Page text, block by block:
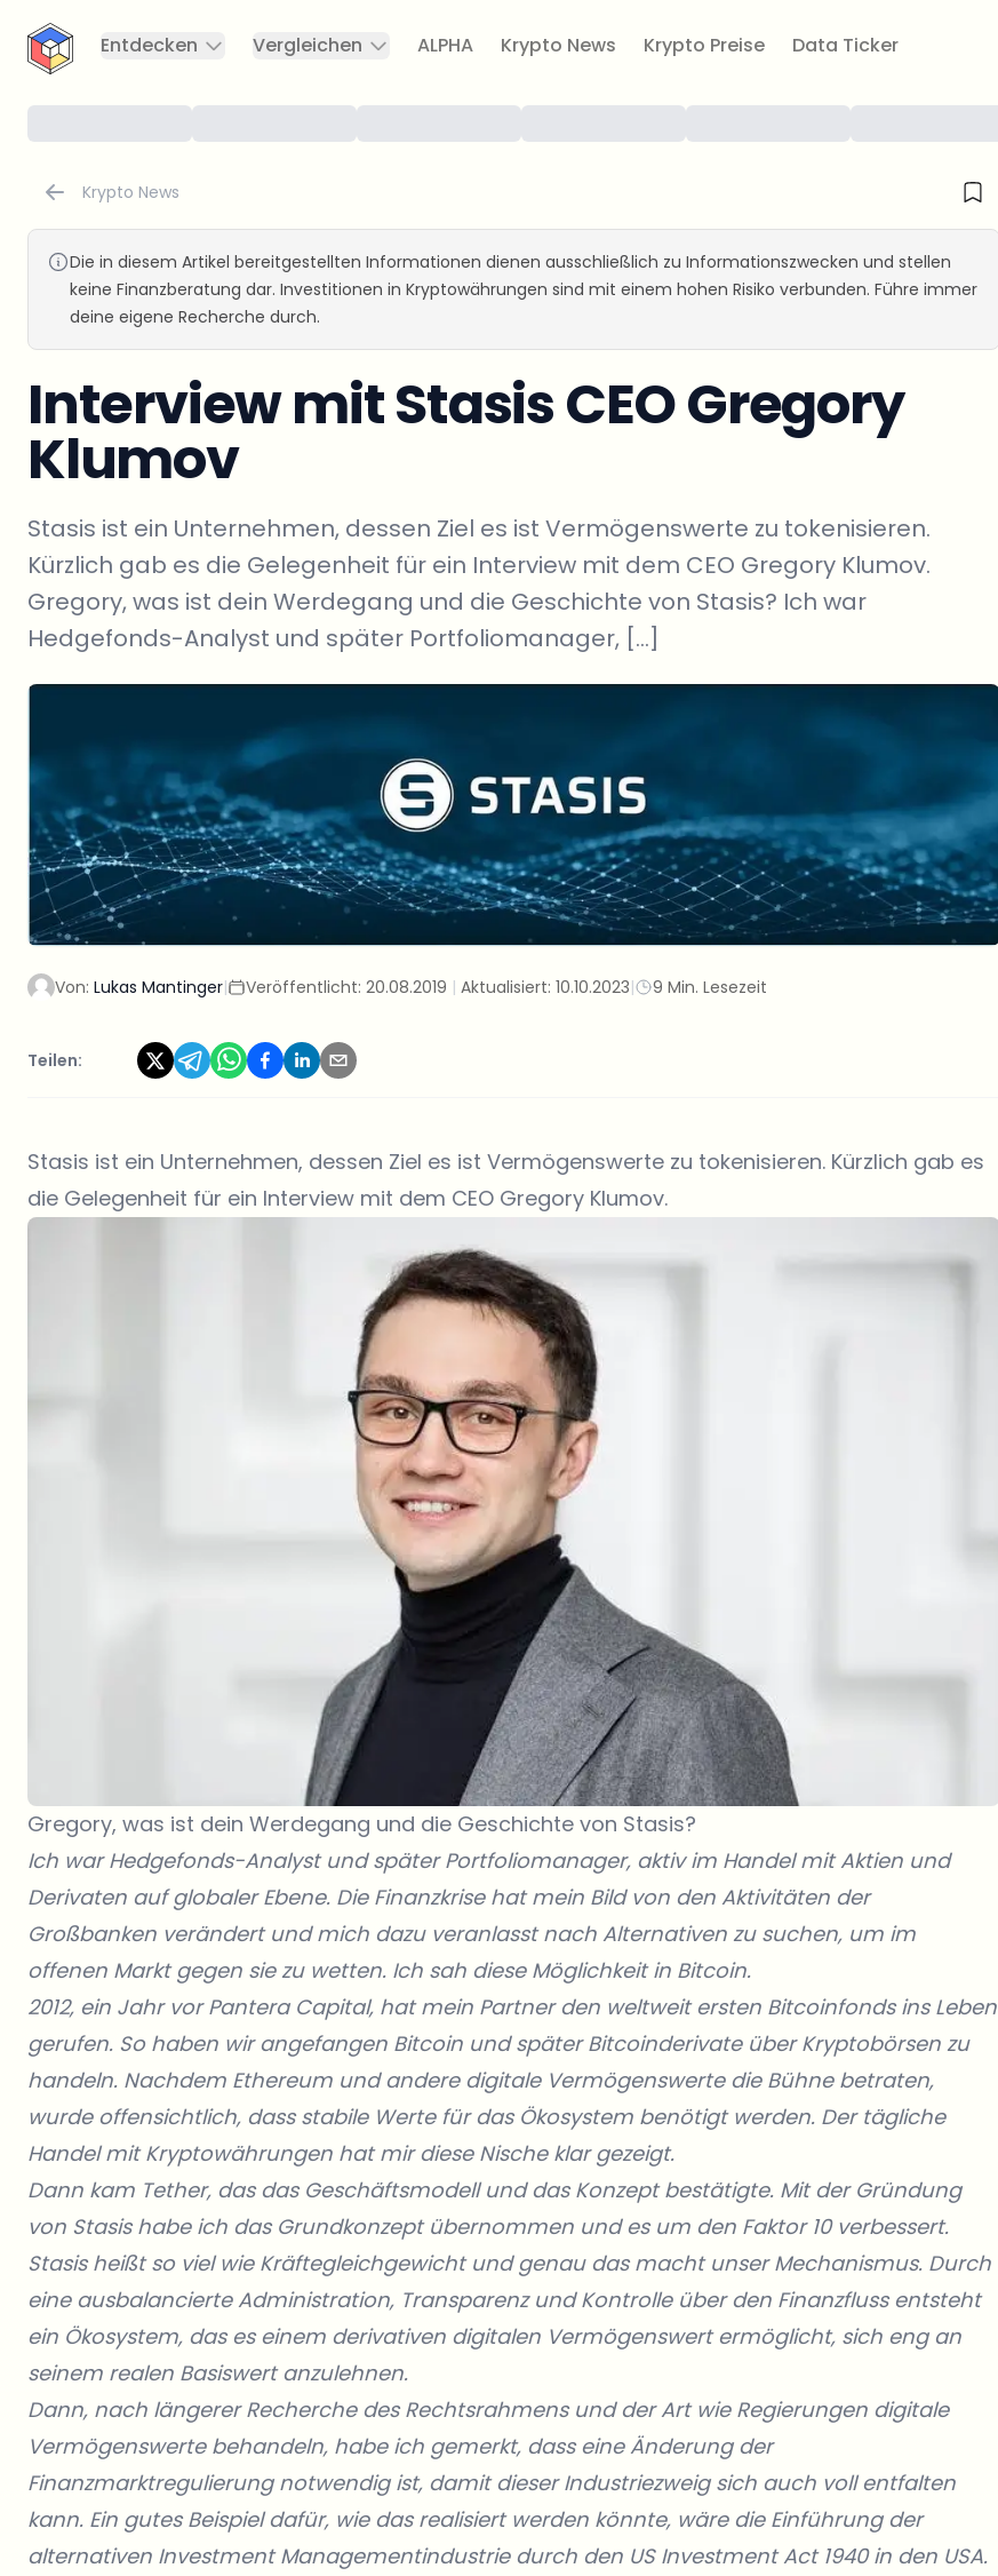
CryptoTicker
Entdecken
Vergleichen ALPHA Krypto News Krypto Preise Data Ticker
Krypto News
Die in diesem Artikel bereitgestellten Informationen dienen ausschließlich zu Informationszwecken und stellen
keine Finanzberatung dar. Investitionen in Kryptowährungen sind mit einem hohen Risiko verbunden. Führe immer
deine eigene Recherche durch.
Interview mit Stasis CEO Gregory
Klumov
Stasis ist ein Unternehmen, dessen Ziel es ist Vermögenswerte zu tokenisieren.
Kürzlich gab es die Gelegenheit für ein Interview mit dem CEO Gregory Klumov.
Gregory, was ist dein Werdegang und die Geschichte von Stasis? Ich war
Hedgefonds-Analyst und später Portfoliomanager, […]
Von: Lukas Mantinger| Veröffentlicht: 20.08.2019 | Aktualisiert: 10.10.2023| 9 Min. Lesezeit
Teilen:
Stasis ist ein Unternehmen, dessen Ziel es ist Vermögenswerte zu tokenisieren. Kürzlich gab es
die Gelegenheit für ein Interview mit dem CEO Gregory Klumov.
Gregory, was ist dein Werdegang und die Geschichte von Stasis?
Ich war Hedgefonds-Analyst und später Portfoliomanager, aktiv im Handel mit Aktien und
Derivaten auf globaler Ebene. Die Finanzkrise hat mein Bild von den Aktivitäten der
Großbanken verändert und mich dazu veranlasst nach Alternativen zu suchen, um im
offenen Markt gegen sie zu wetten. Ich sah diese Möglichkeit in Bitcoin.
2012, ein Jahr vor Pantera Capital, hat mein Partner den weltweit ersten Bitcoinfonds ins Leben
gerufen. So haben wir angefangen Bitcoin und später Bitcoinderivate über Kryptobörsen zu
handeln. Nachdem Ethereum und andere digitale Vermögenswerte die Bühne betraten,
wurde offensichtlich, dass stabile Werte für das Ökosystem benötigt werden. Der tägliche
Handel mit Kryptowährungen hat mir diese Nische klar gezeigt.
Dann kam Tether, das das Geschäftsmodell und das Konzept bestätigte. Mit der Gründung
von Stasis habe ich das Grundkonzept übernommen und es um den Faktor 10 verbessert.
Stasis heißt so viel wie Kräftegleichgewicht und genau das macht unser Mechanismus. Durch
eine ausbalancierte Administration, Transparenz und Kontrolle über den Finanzfluss entsteht
ein Ökosystem, das es einem derivativen digitalen Vermögenswert ermöglicht, sich eng an
seinem realen Basiswert anzulehnen.
Dann, nach längerer Recherche des Rechtsrahmens und der Art wie Regierungen digitale
Vermögenswerte behandeln, habe ich gemerkt, dass eine Änderung der
Finanzmarktregulierung notwendig ist, damit dieser Industriezweig sich auch voll entfalten
kann. Ein gutes Beispiel dafür, wie das realisiert werden könnte, wäre die Einführung der
alternativen Investment Managementindustrie durch den US Investment Act 1940 in den USA.